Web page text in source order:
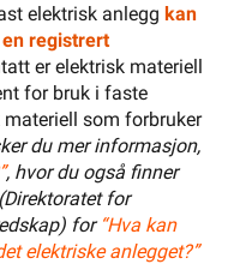
elektrisk anlegg kan
registrert
er elektrisk materiell
for bruk i faste
som forbruker
du mer informasjon,
, hvor du også finner
for
for “Hva kan
elektriske anlegget?”